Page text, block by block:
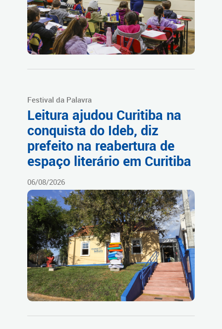
Festival da Palavra
Leitura ajudou Curitiba na
conquista do Ideb, diz
prefeito na reabertura de
espaço literário em Curitiba
06/08/2026